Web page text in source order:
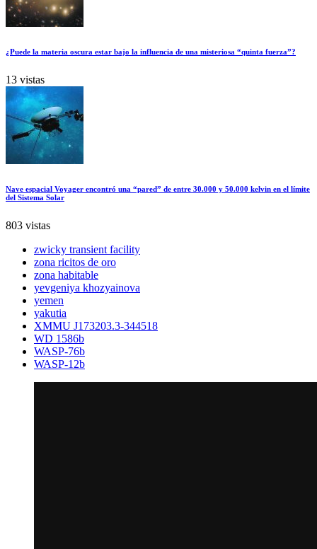
¿Puede la materia oscura estar bajo la influencia de una misteriosa “quinta fuerza”?
13 vistas
Nave espacial Voyager encontró una “pared” de entre 30.000 y 50.000 kelvin en el límite
del Sistema Solar
803 vistas
zwicky transient facility
zona ricitos de oro
zona habitable
yevgeniya khozyainova
yemen
yakutia
XMMU J173203.3-344518
WD 1586b
WASP-76b
WASP-12b